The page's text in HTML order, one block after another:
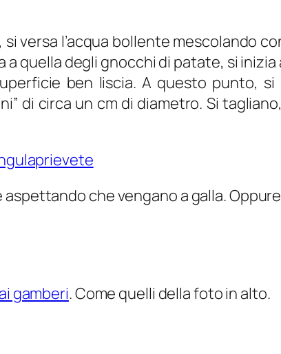
versa l’acqua bollente mescolando
quella degli gnocchi di patate, si
ben liscia. A questo punto,
di circa un cm di diametro. Si
che vengano a galla.
ai gamberi. Come quelli della foto in alto.